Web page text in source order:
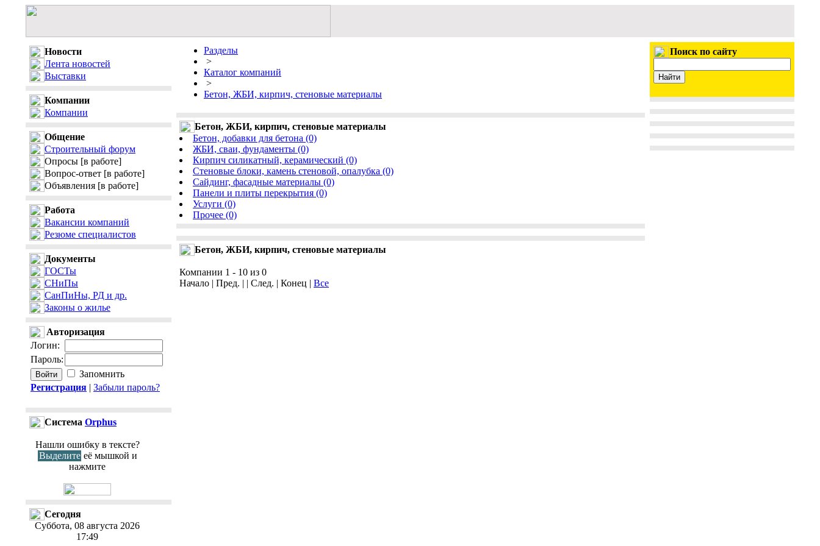
Новости
Лента новостей
Выставки
Компании
Компании
Общение
Строительный форум
Опросы [в работе]
Вопрос-ответ [в работе]
Объявления [в работе]
Работа
Вакансии компаний
Резюме специалистов
Документы
ГОСТы
СНиПы
СанПиНы, РД и др.
Законы о жилье
Авторизация
Логин:
Пароль:
Запомнить
Регистрация | Забыли пароль?
Cистема Orphus
Нашли ошибку в тексте?
Выделите её мышкой и
нажмите
Сегодня
Суббота, 08 августа 2026
17:49
Разделы
>
Каталог компаний
>
Бетон, ЖБИ, кирпич, стеновые материалы
Бетон, ЖБИ, кирпич, стеновые материалы
Бетон, добавки для бетона (0)
ЖБИ, сваи, фундаменты (0)
Кирпич силикатный, керамический (0)
Стеновые блоки, камень стеновой, опалубка (0)
Сайдинг, фасадные материалы (0)
Панели и плиты перекрытия (0)
Услуги (0)
Прочее (0)
Бетон, ЖБИ, кирпич, стеновые материалы
Компании 1 - 10 из 0
Начало | Пред. | | След. | Конец | Все
Поиск по сайту